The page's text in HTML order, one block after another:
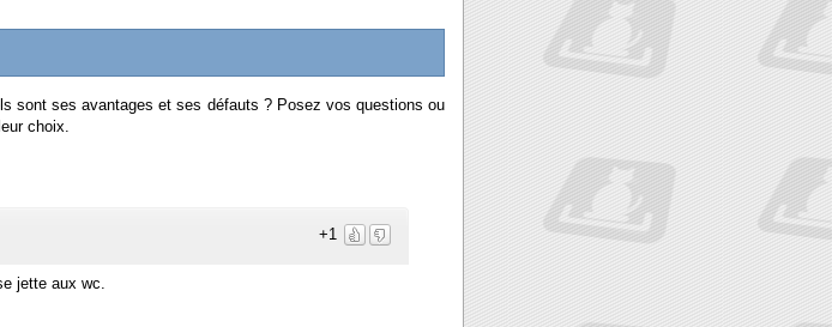
sont ses avantages et ses défauts ? Posez vos questions ou
choix.
+1
jette aux wc.